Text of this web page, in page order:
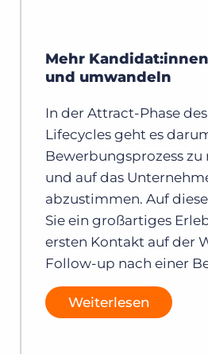
Mehr
und umwandeln
In der Attract-Phase
Lifecycles geht es
Bewerbungsprozess zu
und auf das
abzustimmen. Auf
Sie ein großartiges
ersten Kontakt auf der
Follow-up nach einer
Weiterlesen